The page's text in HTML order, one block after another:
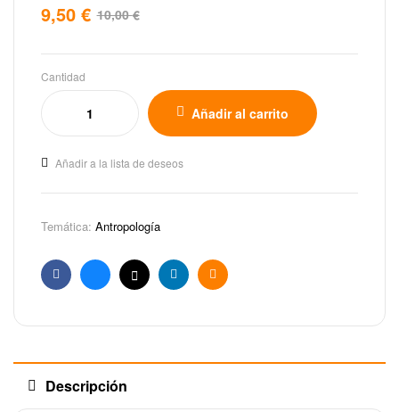
10,00€
9,50 €
Cantidad
Añadir al carrito
Añadir a la lista de deseos
Temática: Antropología
FacebookBlueskyX LinkedinEmail
Descripción